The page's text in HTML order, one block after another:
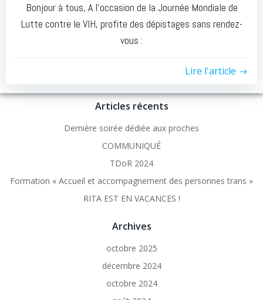
Bonjour à tous, A l’occasion de la Journée Mondiale de
Lutte contre le VIH, profite des dépistages sans rendez-
vous :
Lire l'article
Articles récents
Dernière soirée dédiée aux proches
COMMUNIQUÉ
TDoR 2024
Formation « Accueil et accompagnement des personnes trans »
RITA EST EN VACANCES !
Archives
octobre 2025
décembre 2024
octobre 2024